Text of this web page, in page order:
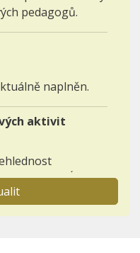
pedagogů.
naplněn.
aktivit
- NABÍDKA